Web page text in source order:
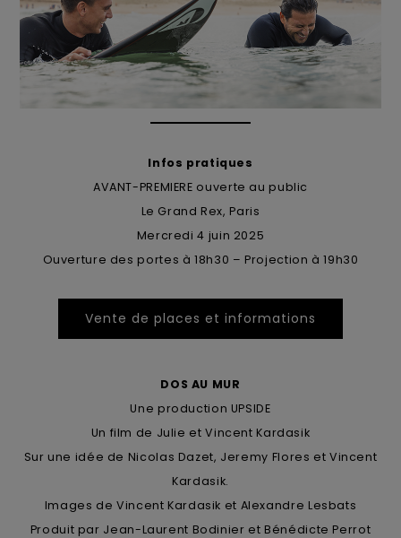
Infos pratiques
AVANT-PREMIERE ouverte au public
Le Grand Rex, Paris
Mercredi 4 juin 2025
Ouverture des portes à 18h30 – Projection à 19h30
Vente de places et informations
DOS AU MUR
Une production UPSIDE
Un film de Julie et Vincent Kardasik
Sur une idée de Nicolas Dazet, Jeremy Flores et Vincent
Kardasik.
Images de Vincent Kardasik et Alexandre Lesbats
Produit par Jean-Laurent Bodinier et Bénédicte Perrot